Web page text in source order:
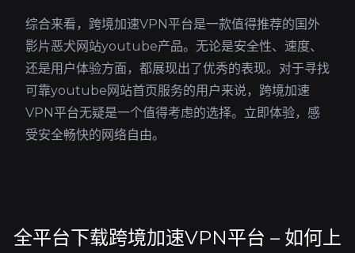
综合来看，跨境加速VPN平台是一款值得推荐的国外
影片恶犬网站youtube产品。无论是安全性、速度、
还是用户体验方面，都展现出了优秀的表现。对于寻找
可靠youtube网站首页服务的用户来说，跨境加速
VPN平台无疑是一个值得考虑的选择。立即体验，感
受安全畅快的网络自由。
全平台下载跨境加速VPN平台 – 如何上